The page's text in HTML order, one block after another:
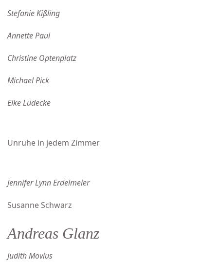
Stefanie Kißling
Annette Paul
Christine Optenplatz
Michael Pick
Elke Lüdecke
Unruhe in jedem Zimmer
Jennifer Lynn Erdelmeier
Susanne Schwarz
Andreas Glanz
Judith Mövius